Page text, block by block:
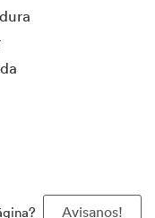
Avisanos!